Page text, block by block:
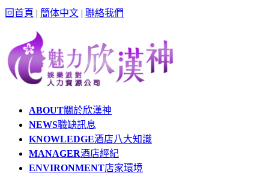
回首頁 | 簡体中文 | 聯絡我們
ABOUT關於欣漢神
NEWS職缺訊息
KNOWLEDGE酒店八大知識
MANAGER酒店經紀
ENVIRONMENT店家環境